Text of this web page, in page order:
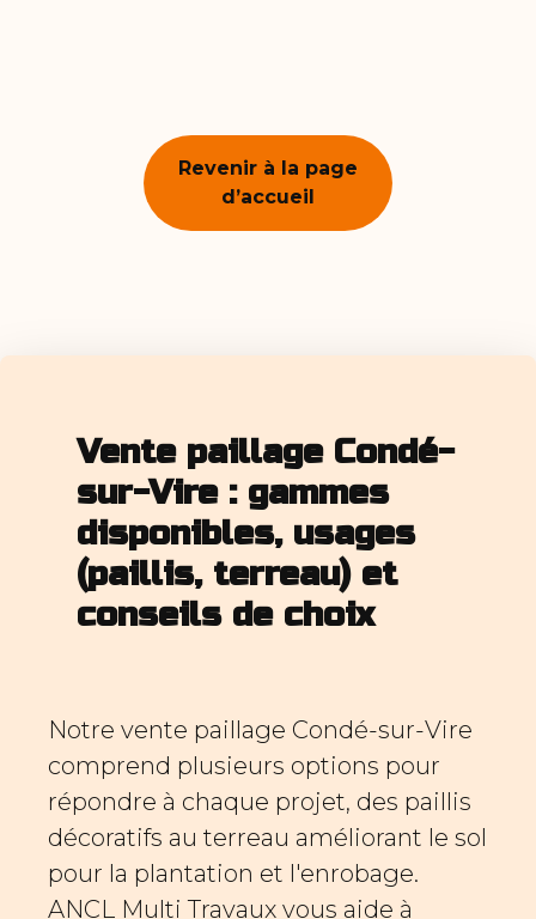
Revenir à la page
d’accueil
Vente paillage Condé-
sur-Vire : gammes
disponibles, usages
(paillis, terreau) et
conseils de choix
Notre vente paillage Condé-sur-Vire
comprend plusieurs options pour
répondre à chaque projet, des paillis
décoratifs au terreau améliorant le sol
pour la plantation et l'enrobage.
ANCL Multi Travaux vous aide à